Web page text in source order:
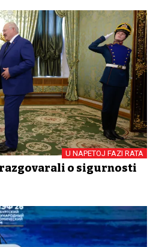
U NAPETOJ FAZI RATA
o sigurnosti